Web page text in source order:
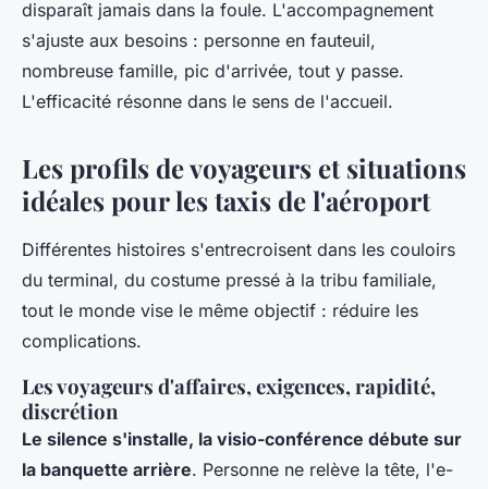
disparaît jamais dans la foule. L'accompagnement
s'ajuste aux besoins : personne en fauteuil,
nombreuse famille, pic d'arrivée, tout y passe.
L'efficacité résonne dans le sens de l'accueil.
Les profils de voyageurs et situations
idéales pour les taxis de l'aéroport
Différentes histoires s'entrecroisent dans les couloirs
du terminal, du costume pressé à la tribu familiale,
tout le monde vise le même objectif : réduire les
complications.
Les voyageurs d'affaires, exigences, rapidité,
discrétion
Le silence s'installe, la visio-conférence débute sur
la banquette arrière. Personne ne relève la tête, l'e-